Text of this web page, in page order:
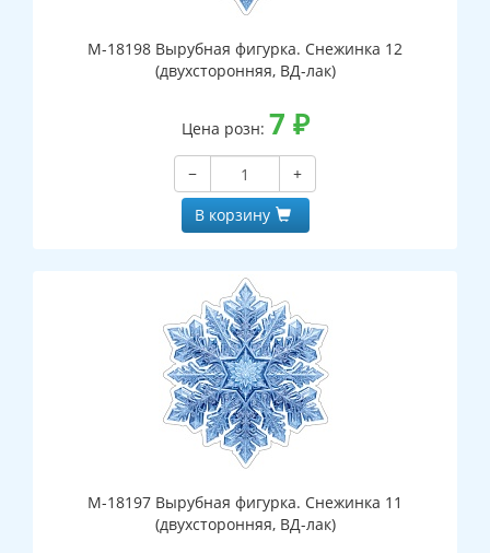
М-18198 Вырубная фигурка. Снежинка 12
(двухсторонняя, ВД-лак)
Цена розн: 7 ₽
−
+
В корзину
М-18197 Вырубная фигурка. Снежинка 11
(двухсторонняя, ВД-лак)